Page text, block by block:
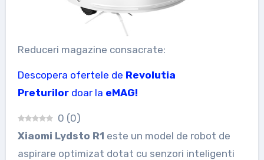
Reduceri magazine consacrate:
Descopera ofertele de Revolutia
Preturilor doar la eMAG!
0 (0)
Xiaomi Lydsto R1 este un model de robot de
aspirare optimizat dotat cu senzori inteligenti